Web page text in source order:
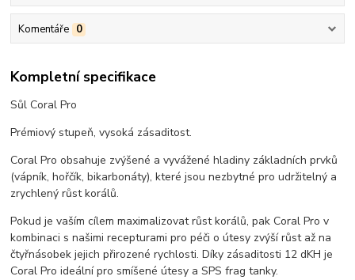
Komentáře 0
Kompletní specifikace
Sůl Coral Pro
Prémiový stupeň, vysoká zásaditost.
Coral Pro obsahuje zvýšené a vyvážené hladiny základních prvků
(vápník, hořčík, bikarbonáty), které jsou nezbytné pro udržitelný a
zrychlený růst korálů.
Pokud je vaším cílem maximalizovat růst korálů, pak Coral Pro v
kombinaci s našimi recepturami pro péči o útesy zvýší růst až na
čtyřnásobek jejich přirozené rychlosti. Díky zásaditosti 12 dKH je
Coral Pro ideální pro smíšené útesy a SPS frag tanky.